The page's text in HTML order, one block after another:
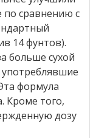
по сравнению с
14 фунтов).
больше сухой
формула
Кроме того,
дозу